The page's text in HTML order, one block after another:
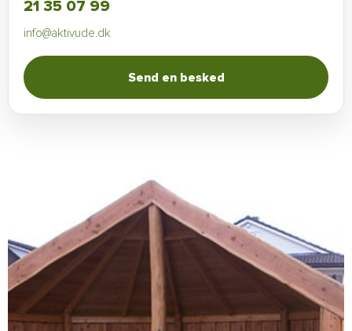
21 35 07 99
info@aktivude.dk
Send en besked